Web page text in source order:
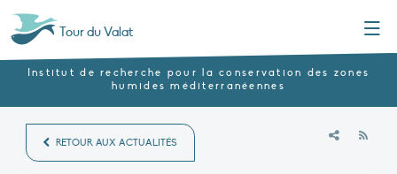
Tour du Valat
Institut de recherche pour la conservation des zones
humides méditerranéennes
RETOUR AUX ACTUALITÉS